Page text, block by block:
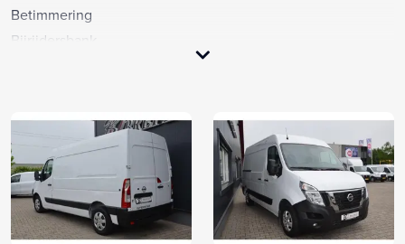
Betimmering
Bijrijdersbank
Centrale deurvergrendeling, afstandbediend
Cruise control
Multifunctioneel stuur
Onderhoudsboekje aanwezig
El. Verstelbare spiegels